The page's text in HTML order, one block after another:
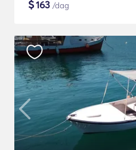
$163 /dag